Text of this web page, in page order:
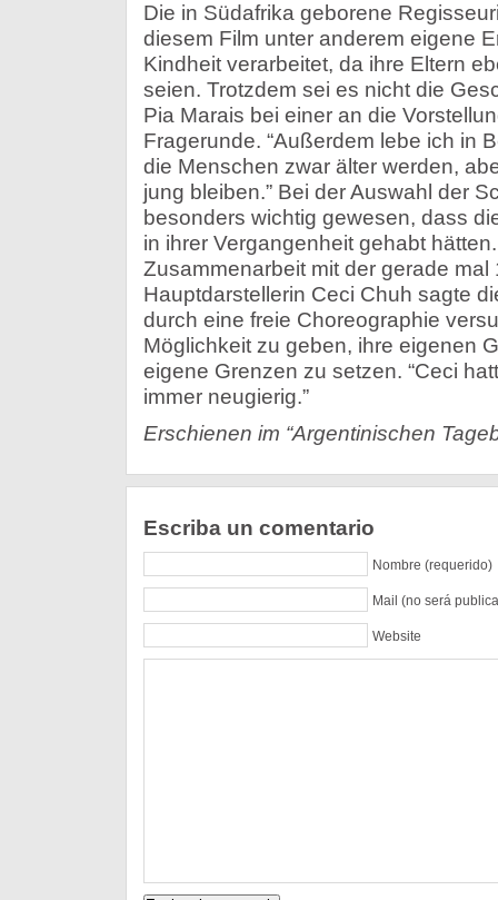
Die in Südafrika geborene
diesem Film unter anderem eigene
Kindheit verarbeitet, da ihre Eltern
seien. Trotzdem sei es nicht die
Pia Marais bei einer an die
Fragerunde. “Außerdem lebe ich in
die Menschen zwar älter werden,
jung bleiben.” Bei der Auswahl der
besonders wichtig gewesen, dass
in ihrer Vergangenheit gehabt
Zusammenarbeit mit der gerade mal
Hauptdarstellerin Ceci Chuh sagte
durch eine freie Choreographie
Möglichkeit zu geben, ihre eigenen
eigene Grenzen zu setzen. “Ceci
immer neugierig.”
Erschienen im “Argentinischen
Escriba un comentario
Nombre (requerido)
Mail (no será
Website